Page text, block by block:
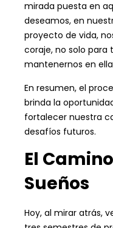
mirada puesta en
deseamos, en
proyecto de vida,
coraje, no solo para
mantenernos en
En resumen, el
brinda la
fortalecer nuestra
desafíos futuros.
El
Sueños
Hoy, al mirar atrás,